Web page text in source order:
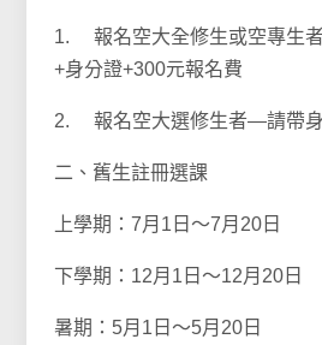
1. 報名空大全修生或空專生
+身分證+300元報名費
2. 報名空大選修生者—請帶身
二、舊生註冊選課
上學期：7月1日～7月20日
下學期：12月1日～12月20日
暑期：5月1日～5月20日